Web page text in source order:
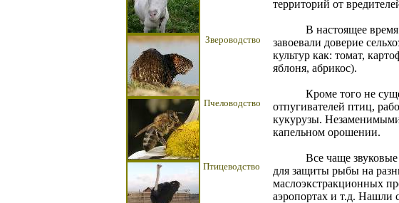
Звероводство
Пчеловодство
Птицеводство
территорий от
В настоящее время
завоевали доверие
культур как: томат,
яблоня, абрикос).
Кроме того не
отпугивателей птиц,
кукурузы.
капельном орошении.
Все чаще звуковые
для защиты рыбы на
маслоэкстракционных
аэропортах и т.д. Нашли